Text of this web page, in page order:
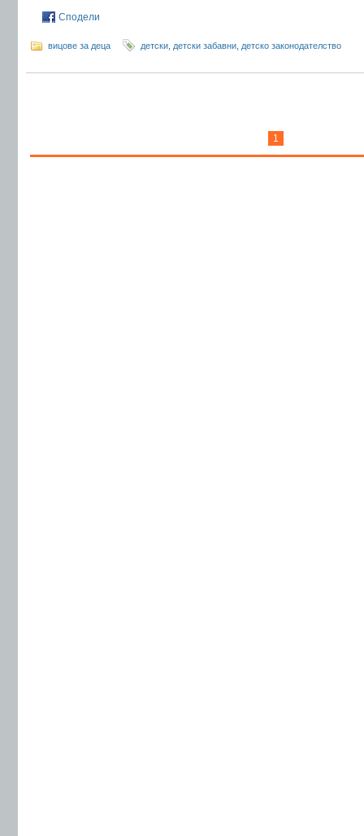
Сподели
вицове за деца детски детски забавни детско законодателство
1